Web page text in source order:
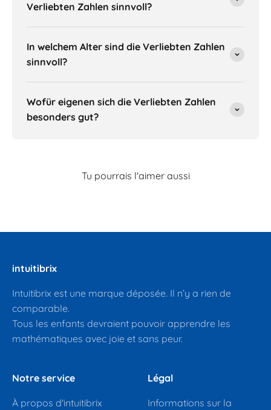
Verliebten Zahlen sinnvoll?
In welchem Alter sind die Verliebten Zahlen
sinnvoll?
Wofür eigenen sich die Verliebten Zahlen
besonders gut?
intuitibrix
Intuitibrix est une marque déposée. Il n’y a rien de
comparable.
Tous les enfants devraient pouvoir apprendre les
mathématiques avec joie et sans peur.
Notre service
À propos d'intuitibrix
Légal
Informations sur la